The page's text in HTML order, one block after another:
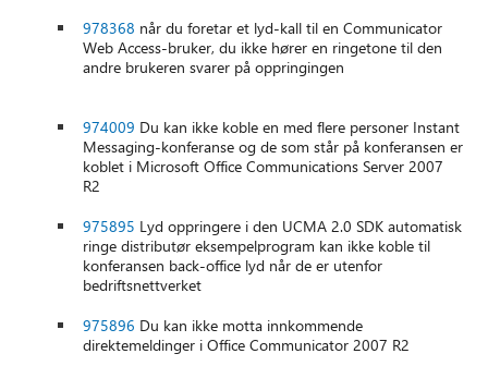
978368 når du foretar et lyd-kall til en Communicator
Web Access-bruker, du ikke hører en ringetone til den
andre brukeren svarer på oppringingen
974009 Du kan ikke koble en med flere personer Instant
Messaging-konferanse og de som står på konferansen er
koblet i Microsoft Office Communications Server 2007
R2
975895 Lyd oppringere i den UCMA 2.0 SDK automatisk
ringe distributør eksempelprogram kan ikke koble til
konferansen back-office lyd når de er utenfor
bedriftsnettverket
975896 Du kan ikke motta innkommende
direktemeldinger i Office Communicator 2007 R2